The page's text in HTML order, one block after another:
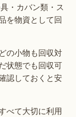
・カバン類・ス
を物資として回
の小物も回収対
状態でも回収可
認しておくと安
べて大切に利用